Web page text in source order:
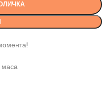
маса